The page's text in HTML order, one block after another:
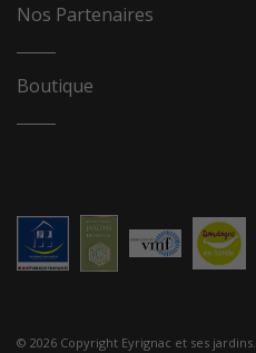
Nos Partenaires
Boutique
© 2026 Copyright Eyrignac et ses jardins.